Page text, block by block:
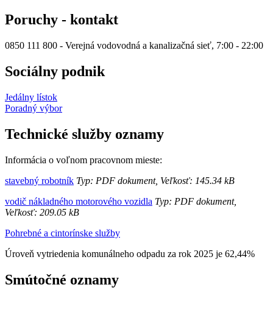
Poruchy - kontakt
0850 111 800 - Verejná vodovodná a kanalizačná sieť, 7:00 - 22:00
Sociálny podnik
Jedálny lístok
Poradný výbor
Technické služby oznamy
Informácia o voľnom pracovnom mieste:
stavebný robotník Typ: PDF dokument, Veľkosť: 145.34 kB
vodič nákladného motorového vozidla Typ: PDF dokument,
Veľkosť: 209.05 kB
Pohrebné a cintorínske služby
Úroveň vytriedenia komunálneho odpadu za rok 2025 je 62,44%
Smútočné oznamy